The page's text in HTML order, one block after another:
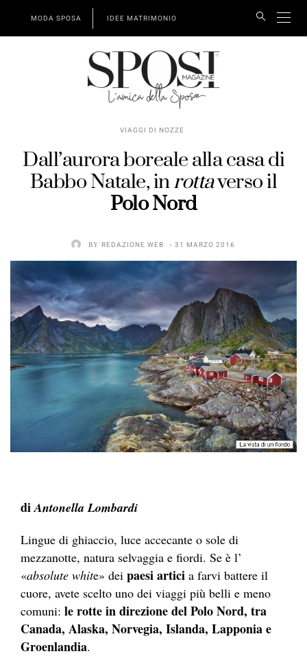
MODA SPOSA IDEE MATRIMONIO
VIAGGI DI NOZZE
Dall’aurora boreale alla casa di
Babbo Natale, inrottaverso il
Polo Nord
BY REDAZIONE WEB 31 MARZO 2016
diAntonella Lombardi
Lingue di ghiaccio, luce accecante o sole di
mezzanotte, natura selvaggia e fiordi. Se è l’
«absolute white» dei paesi artici a farvi battere il
cuore, avete scelto uno dei viaggi più belli e meno
comuni: le rotte in direzione del Polo Nord, tra
Canada, Alaska, Norvegia, Islanda, Lapponia e
Groenlandia.